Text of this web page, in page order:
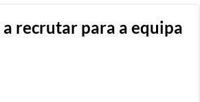
recrutar para a equipa